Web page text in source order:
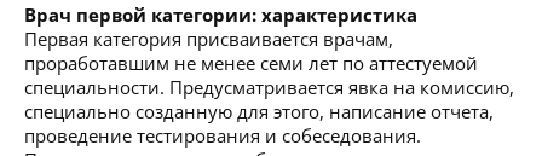
Врач первой категории: характеристика
Первая категория присваивается врачам,
проработавшим не менее семи лет по аттестуемой
специальности. Предусматривается явка на комиссию,
специально созданную для этого, написание отчета,
проведение тестирования и собеседования.